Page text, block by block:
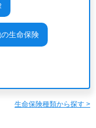
生命保険
生命保険種類から探す >